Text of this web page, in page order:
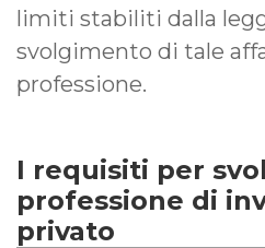
limiti stabiliti dalla
svolgimento di tale
professione.
I requisiti per
professione di
privato